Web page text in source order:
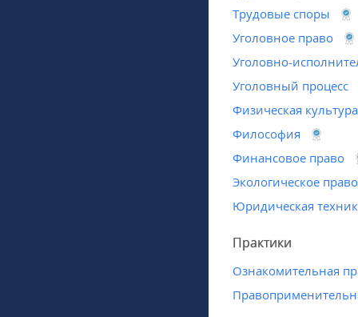
Трудовые споры
Уголовное право
Уголовно-
Уголовный процесс
Физическая
Философия
Финансовое право
Экологическое право
Юридическая
Практики
Ознакомительная